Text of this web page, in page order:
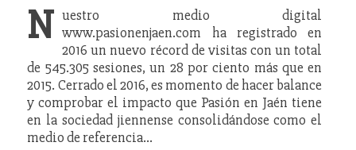
N uestro medio digital
www.pasionenjaen.com ha registrado en
2016 un nuevo récord de visitas con un total
de 545.305 sesiones, un 28 por ciento más que en
2015. Cerrado el 2016, es momento de hacer balance
y comprobar el impacto que Pasión en Jaén tiene
en la sociedad jiennense consolidándose como el
medio de referencia…